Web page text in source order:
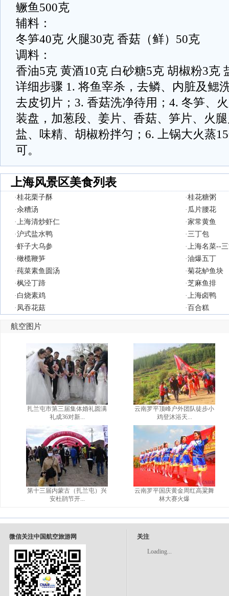
鳜鱼500克
辅料：
冬笋40克 火腿30克 香菇（鲜）50克
调料：
香油5克 黄酒10克 白砂糖5克 胡椒粉3克
详细步骤 1. 将鱼宰杀，去鳞、内脏及鳃
去皮切片；3. 香菇洗净待用；4. 冬笋、
装盘，加葱段、姜片、香菇、笋片、火
盐、味精、胡椒粉拌匀；6. 上锅大火蒸
可。
上海风景区美食列表
·桂花栗子酥 ·桂花糖粥
·汆糟汤 · 瓜片腰花
·上海清炒虾仁 ·家常黄鱼
·沪式盐水鸭 ·三丁包
·虾子大乌参 ·上海名菜--
·橄榄鞭笋 ·油爆五丁
·莼菜素鱼圆汤 ·菊花鲈鱼块
·枫泾丁蹄 ·芝麻鱼排
· 白烧素鸡 ·上海卤鸭
· 凤吞花菇 ·百合糕
航空图片
扎兰屯市第三届集体婚礼圆满
礼成36对新...
第十三届内蒙古（扎兰屯）兴
安杜鹃节开...
云南罗平顶峰户外团队徒步小
鸡登沐浴天...
云南罗平国庆黄金周红高粱舞
林大赛火爆
微信关注中国航空旅游网 关注
Loading...